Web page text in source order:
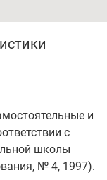
и
с
школы
№ 4, 1997).